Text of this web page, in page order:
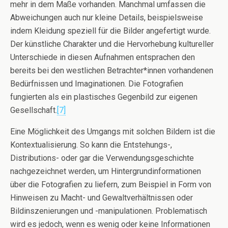
mehr in dem Maße vorhanden. Manchmal umfassen die
Abweichungen auch nur kleine Details, beispielsweise
indem Kleidung speziell für die Bilder angefertigt wurde.
Der künstliche Charakter und die Hervorhebung kultureller
Unterschiede in diesen Aufnahmen entsprachen den
bereits bei den westlichen Betrachter*innen vorhandenen
Bedürfnissen und Imaginationen. Die Fotografien
fungierten als ein plastisches Gegenbild zur eigenen
Gesellschaft.[7]
Eine Möglichkeit des Umgangs mit solchen Bildern ist die
Kontextualisierung. So kann die Entstehungs-,
Distributions- oder gar die Verwendungsgeschichte
nachgezeichnet werden, um Hintergrundinformationen
über die Fotografien zu liefern, zum Beispiel in Form von
Hinweisen zu Macht- und Gewaltverhältnissen oder
Bildinszenierungen und -manipulationen. Problematisch
wird es jedoch, wenn es wenig oder keine Informationen